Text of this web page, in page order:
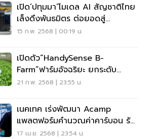
เปิด‘ปทุมมา’โมเดล AI สัญชาติไทย
เล็งดึงพันธมิตร ต่อยอดสู่
Agentic AI
15 ก.พ. 2568 | 00:19 น.
เปิดตัว“HandySense B-
Farm”ฟาร์มอัจฉริยะ ยกระดับ
เกษตรกรสู่ดิจิทัล
21 ก.พ. 2568 | 23:55 น.
เนคเทค เร่งพัฒนา Acamp
แพลตฟอร์มคำนวณค่าคาร์บอน รับ
กติกาโลกใหม่
17 เม.ย. 2568 | 23:54 น.